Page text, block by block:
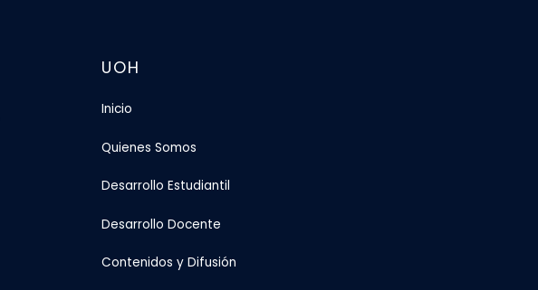
UOH
Inicio
Quienes Somos
Desarrollo Estudiantil
Desarrollo Docente
Contenidos y Difusión